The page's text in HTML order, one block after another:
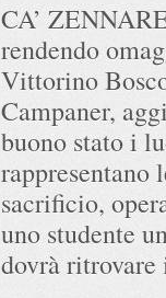
CA’
rendendo
Vittorino
Campaner,
buono stato i
sacrificio,
uno studente
dovrà